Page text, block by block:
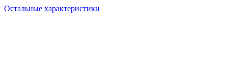
Остальные характеристики